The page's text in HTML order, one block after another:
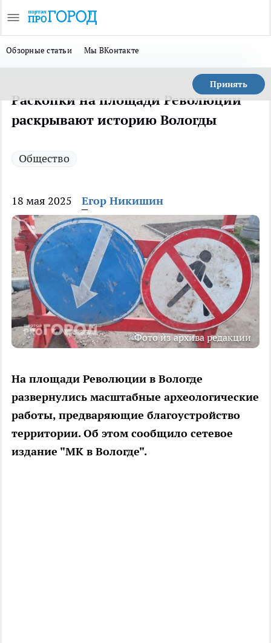
Обзорные статьи Мы ВКонтакте
Принять
Раскопки на площади Революции
раскрывают историю Вологды
Общество
18 мая 2025 Егор Никишин
Фото из архива редакции
На площади Революции в Вологде
развернулись масштабные археологические
работы, предваряющие благоустройство
территории. Об этом сообщило сетевое
издание "МК в Вологде".